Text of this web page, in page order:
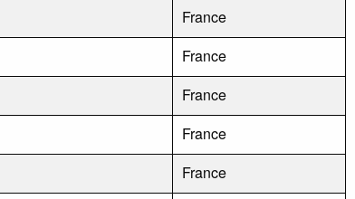
France
France
France
France
France